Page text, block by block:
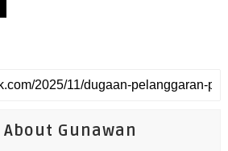
About Gunawan